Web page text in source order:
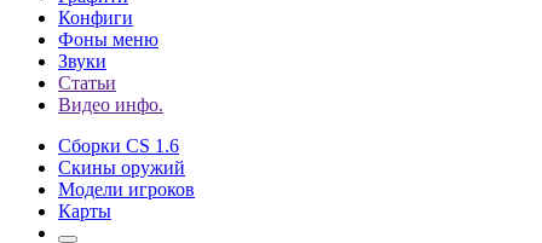
Конфиги
Фоны меню
Звуки
Статьи
Видео инфо.
Сборки CS 1.6
Скины оружий
Модели игроков
Карты